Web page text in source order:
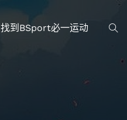
找到BSport必一运动